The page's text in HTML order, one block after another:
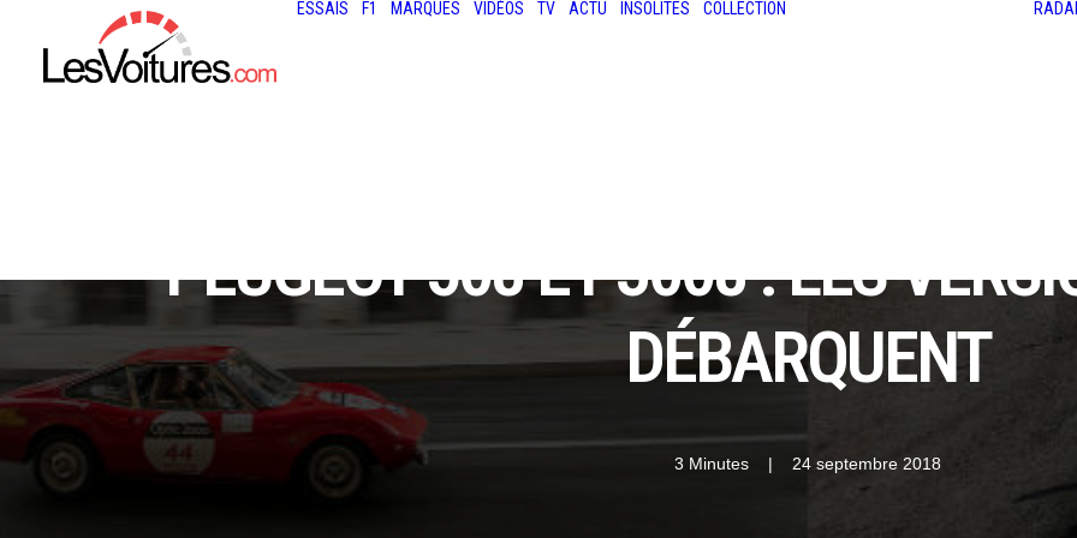
ESSAIS F1 MARQUES VIDÉOS TV ACTU INSOLITES COLLECTION
PEUGEOT 508 ET 3008 : LES
DÉBARQUENT
3 Minutes | 24 septembre 2018